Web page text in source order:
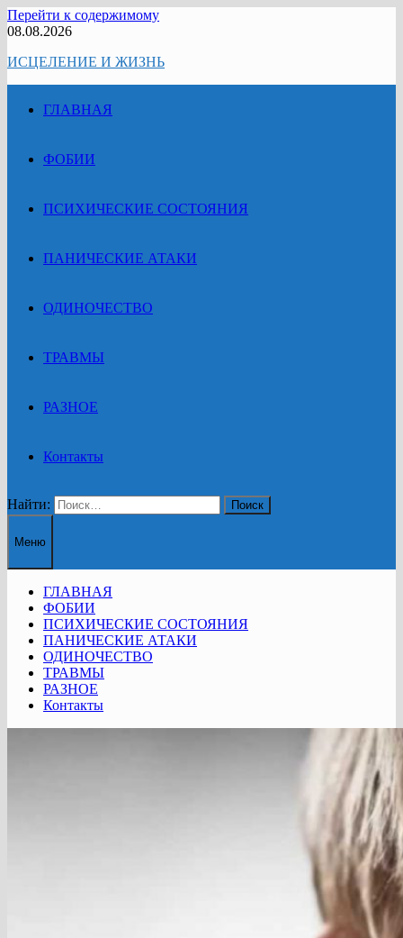
Перейти к содержимому
08.08.2026
ИСЦЕЛЕНИЕ И ЖИЗНЬ
ГЛАВНАЯ
ФОБИИ
ПСИХИЧЕСКИЕ СОСТОЯНИЯ
ПАНИЧЕСКИЕ АТАКИ
ОДИНОЧЕСТВО
ТРАВМЫ
РАЗНОЕ
Контакты
Найти:
Меню
ГЛАВНАЯ
ФОБИИ
ПСИХИЧЕСКИЕ СОСТОЯНИЯ
ПАНИЧЕСКИЕ АТАКИ
ОДИНОЧЕСТВО
ТРАВМЫ
РАЗНОЕ
Контакты